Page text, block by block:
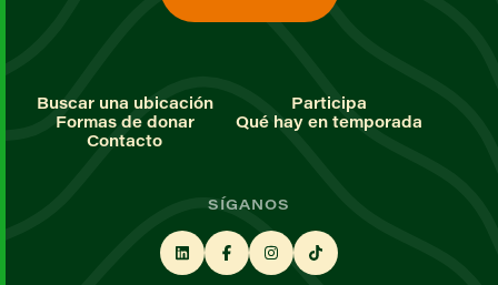
Buscar una ubicación
Participa
Formas de donar
Qué hay en temporada
Contacto
SÍGANOS